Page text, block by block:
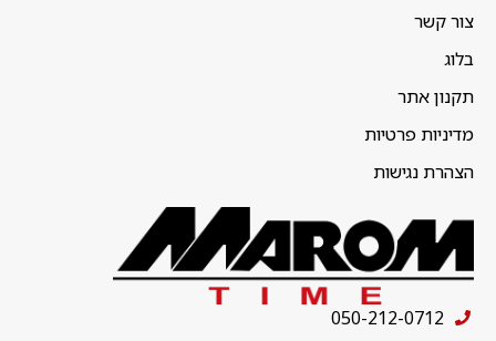
צור קשר
בלוג
תקנון אתר
מדיניות פרטיות
הצהרת נגישות
050-212-0712